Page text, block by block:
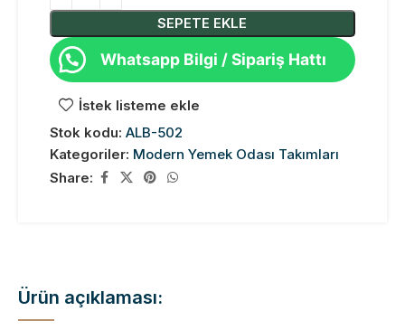
SEPETE EKLE
Whatsapp Bilgi / Sipariş Hattı
İstek listeme ekle
Stok kodu: ALB-502
Kategoriler: Modern Yemek Odası Takımları
Share:
Ürün açıklaması: